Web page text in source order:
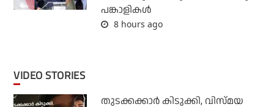
പങ്കാളികള്‍
8 hours ago
VIDEO STORIES
തുടക്കക്കാര്‍ കിടുക്കി, വിസ്മയ